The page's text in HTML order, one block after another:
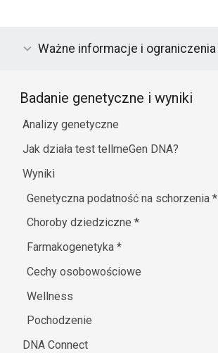
Ważne informacje i ograniczenia
Badanie genetyczne i wyniki
Analizy genetyczne
Jak działa test tellmeGen DNA?
Wyniki
Genetyczna podatność na schorzenia*
Choroby dziedziczne*
Farmakogenetyka*
Cechy osobowościowe
Wellness
Pochodzenie
DNA Connect